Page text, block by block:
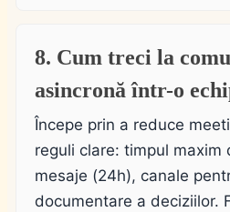
8. Cum treci la
asincronă într-o
Începe prin a reduce
reguli clare: timpul maxim
mesaje (24h), canale
documentare a deciziilor.